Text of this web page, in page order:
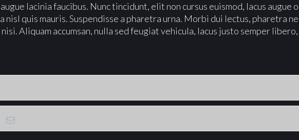
lacinia faucibus. Nunc tincidunt, elit non cursus euismod, lacus augue
nisl quis mauris. Suspendisse a pharetra urna. Morbi dui lectus, pharetra
Aliquam accumsan, nulla sed feugiat vehicula, lacus justo semper